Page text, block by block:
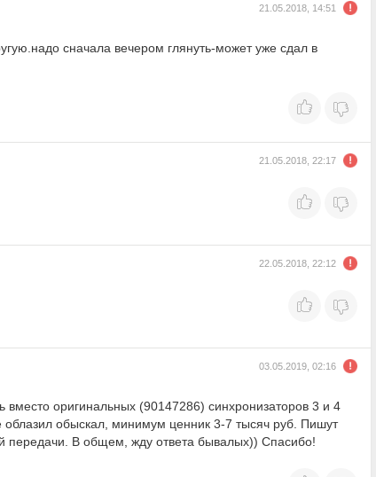
21.05.2018, 14:51
сначала вечером глянуть-может уже сдал в
21.05.2018, 22:17
22.05.2018, 22:12
03.05.2019, 02:16
оригинальных (90147286) синхронизаторов 3 и 4
обыскал, минимум ценник 3-7 тысяч руб. Пишут
передачи. В общем, жду ответа бывалых)) Спасибо!